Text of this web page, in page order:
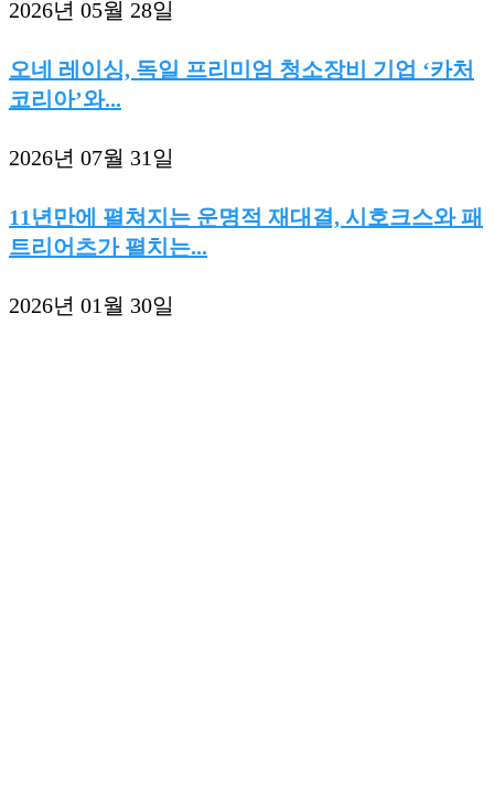
2026년 05월 28일
오네 레이싱, 독일 프리미엄 청소장비 기업 ‘카처
코리아’와...
2026년 07월 31일
11년만에 펼쳐지는 운명적 재대결, 시호크스와 패
트리어츠가 펼치는...
2026년 01월 30일